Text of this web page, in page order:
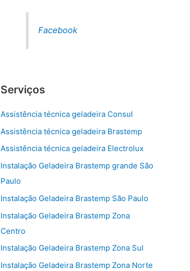
Facebook
Serviços
Assistência técnica geladeira Consul
Assistência técnica geladeira Brastemp
Assistência técnica geladeira Electrolux
Instalação Geladeira Brastemp grande São
Paulo
Instalação Geladeira Brastemp São Paulo
Instalação Geladeira Brastemp Zona
Centro
Instalação Geladeira Brastemp Zona Sul
Instalação Geladeira Brastemp Zona Norte